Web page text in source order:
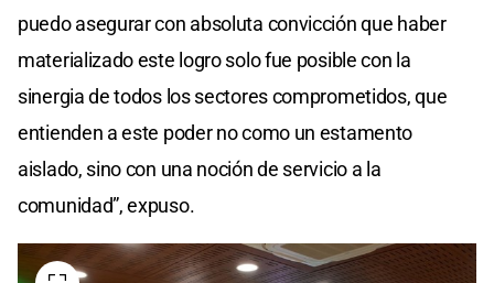
puedo asegurar con absoluta convicción que haber
materializado este logro solo fue posible con la
sinergia de todos los sectores comprometidos, que
entienden a este poder no como un estamento
aislado, sino con una noción de servicio a la
comunidad”, expuso.